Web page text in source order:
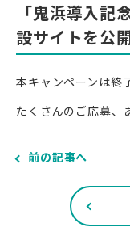
「鬼浜導入記
設サイトを公
本キャンペーンは終
たくさんのご応募、
前の記事へ